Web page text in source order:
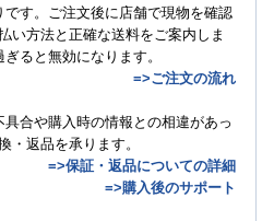
す。ご注文後に店舗で現物を確認
い方法と正確な送料をご案内しま
ると無効になります。
=>ご注文の流れ
合や購入時の情報との相違があっ
・返品を承ります。
=>保証・返品についての詳細
=>購入後のサポート